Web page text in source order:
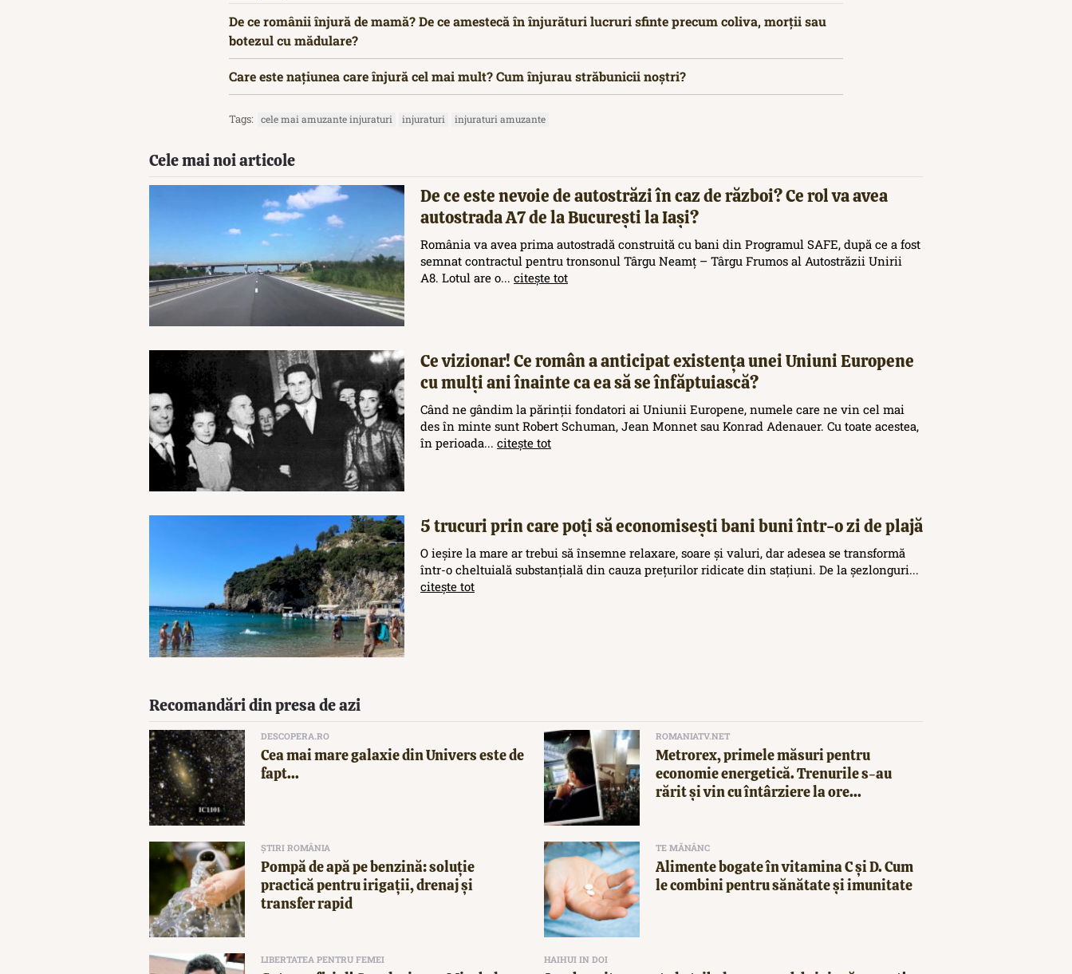
De ce românii înjură de mamă? De ce amestecă în înjurături lucruri sfinte precum coliva, morții sau
botezul cu mădulare?
Care este națiunea care înjură cel mai mult? Cum înjurau străbunicii noștri?
Tags: cele mai amuzante injuraturi injuraturi injuraturi amuzante
Cele mai noi articole
De ce este nevoie de autostrăzi în caz de război? Ce rol va avea
autostrada A7 de la București la Iași?
România va avea prima autostradă construită cu bani din Programul SAFE, după ce a fost
semnat contractul pentru tronsonul Târgu Neamț – Târgu Frumos al Autostrăzii Unirii
A8. Lotul are o... citește tot
Ce vizionar! Ce român a anticipat existența unei Uniuni Europene
cu mulți ani înainte ca ea să se înfăptuiască?
Când ne gândim la părinții fondatori ai Uniunii Europene, numele care ne vin cel mai
des în minte sunt Robert Schuman, Jean Monnet sau Konrad Adenauer. Cu toate acestea,
în perioada... citește tot
5 trucuri prin care poți să economisești bani buni într-o zi de plajă
O ieșire la mare ar trebui să însemne relaxare, soare și valuri, dar adesea se transformă
într-o cheltuială substanțială din cauza prețurilor ridicate din stațiuni. De la șezlonguri...
citește tot
Recomandări din presa de azi
DESCOPERA.RO
Cea mai mare galaxie din Univers este de
fapt...
ROMANIATV.NET
Metrorex, primele măsuri pentru
economie energetică. Trenurile s-au
rărit și vin cu întârziere la ore...
ȘTIRI ROMÂNIA
Pompă de apă pe benzină: soluție
practică pentru irigații, drenaj și
transfer rapid
TE MĂNÂNC
Alimente bogate în vitamina C și D. Cum
le combini pentru sănătate și imunitate
LIBERTATEA PENTRU FEMEI HAIHUI IN DOI